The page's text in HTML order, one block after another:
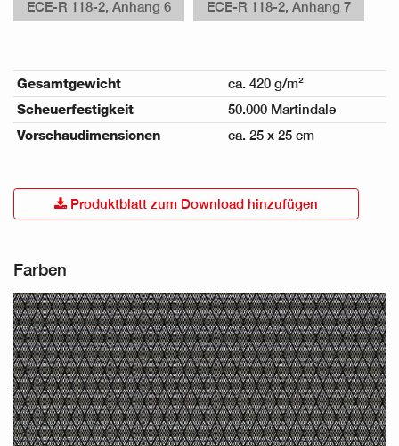
ECE-R 118-2, Anhang 6 ECE-R 118-2, Anhang 7
Gesamtgewicht
ca. 420 g/m²
Scheuerfestigkeit
50.000 Martindale
Vorschaudimensionen
ca. 25 x 25 cm
Produktblatt zum Download hinzufügen
Farben